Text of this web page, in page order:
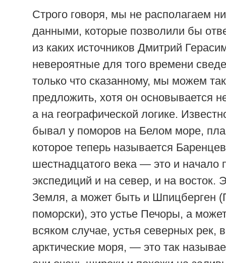
Строго говоря, мы не располагаем
данными, которые позволили бы
из каких источников Дмитрий
невероятные для того времени
только что сказанному, мы можем
предложить, хотя он основывается
а на географической логике.
бывал у поморов на Белом море,
которое теперь называется
шестнадцатого века — это и начало
экспедиций и на север, и на восток.
Земля, а может быть и Шпицберген
поморски), это устье Печоры, а
всяком случае, устья северных рек,
арктические моря, — это так